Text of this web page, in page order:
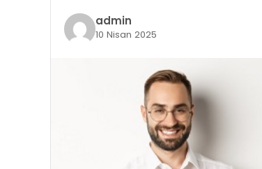
admin
10 Nisan 2025